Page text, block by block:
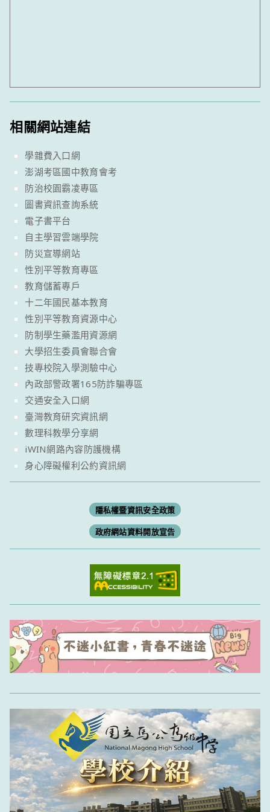
相關網站連結
學雜費入口網
澎湖考區國中教育會考
防治校園霸凌專區
圖書資訊查詢系統
電子書平台
自主學習雲端學院
防災宣導網站
性別平等教育專區
教育儲蓄專戶
十二年國民基本教育
性別平等教育資源中心
防制學生藥濫用資源網
大學招生委員會聯合會
技專校院入學測驗中心
內政部警政署165防詐騙專區
交通安全入口網
臺灣教育研究資訊網
數理科教學分享網
iWIN網路內容防護機構
身心障礙權利公約資訊網
隱私權暨資訊安全政策
政府網站資料開放宣告